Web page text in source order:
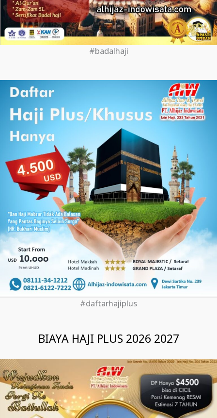
#badalhaji
#daftarhajiplus
BIAYA HAJI PLUS 2026 2027